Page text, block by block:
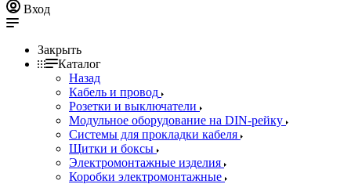
Вход
Закрыть
Каталог
Назад
Кабель и провод
Розетки и выключатели
Модульное оборудование на DIN-рейку
Системы для прокладки кабеля
Щитки и боксы
Электромонтажные изделия
Коробки электромонтажные